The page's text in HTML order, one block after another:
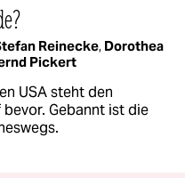
Reinecke, Dorothea
Pickert
USA steht den
Gebannt ist die